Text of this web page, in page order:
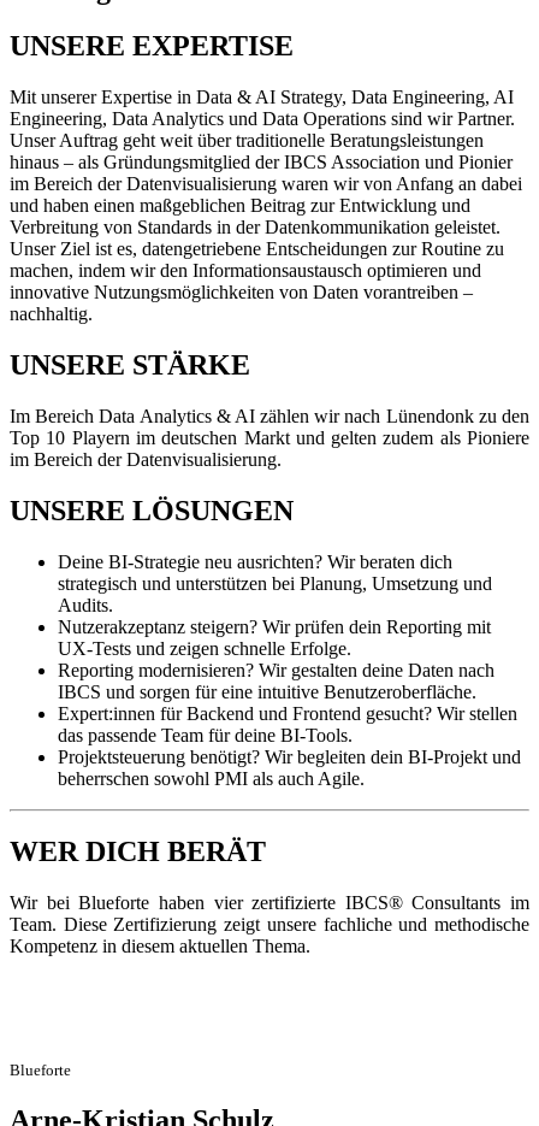
UNSERE EXPERTISE
Mit unserer Expertise in Data & AI Strategy, Data Engineering, AI
Engineering, Data Analytics und Data Operations sind wir Partner.
Unser Auftrag geht weit über traditionelle Beratungsleistungen
hinaus – als Gründungsmitglied der IBCS Association und Pionier
im Bereich der Datenvisualisierung waren wir von Anfang an dabei
und haben einen maßgeblichen Beitrag zur Entwicklung und
Verbreitung von Standards in der Datenkommunikation geleistet.
Unser Ziel ist es, datengetriebene Entscheidungen zur Routine zu
machen, indem wir den Informationsaustausch optimieren und
innovative Nutzungsmöglichkeiten von Daten vorantreiben –
nachhaltig.
UNSERE STÄRKE
Im Bereich Data Analytics & AI zählen wir nach Lünendonk zu den
Top 10 Playern im deutschen Markt und gelten zudem als Pioniere
im Bereich der Datenvisualisierung.
UNSERE LÖSUNGEN
Deine BI-Strategie neu ausrichten? Wir beraten dich
strategisch und unterstützen bei Planung, Umsetzung und
Audits.
Nutzerakzeptanz steigern? Wir prüfen dein Reporting mit
UX-Tests und zeigen schnelle Erfolge.
Reporting modernisieren? Wir gestalten deine Daten nach
IBCS und sorgen für eine intuitive Benutzeroberfläche.
Expert:innen für Backend und Frontend gesucht? Wir stellen
das passende Team für deine BI-Tools.
Projektsteuerung benötigt? Wir begleiten dein BI-Projekt und
beherrschen sowohl PMI als auch Agile.
WER DICH BERÄT
Wir bei Blueforte haben vier zertifizierte IBCS® Consultants im
Team. Diese Zertifizierung zeigt unsere fachliche und methodische
Kompetenz in diesem aktuellen Thema.
Blueforte
Arne-Kristian Schulz